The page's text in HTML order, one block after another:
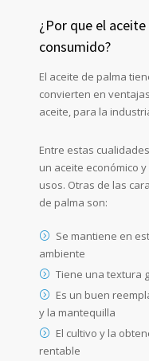
¿Por que el
consumido?
El aceite de palma
convierten en
aceite, para la
Entre estas
un aceite económico
usos. Otras de las
de palma son:
Se mantiene en
ambiente
Tiene una textura
Es un buen
y la mantequilla
El cultivo y la
rentable